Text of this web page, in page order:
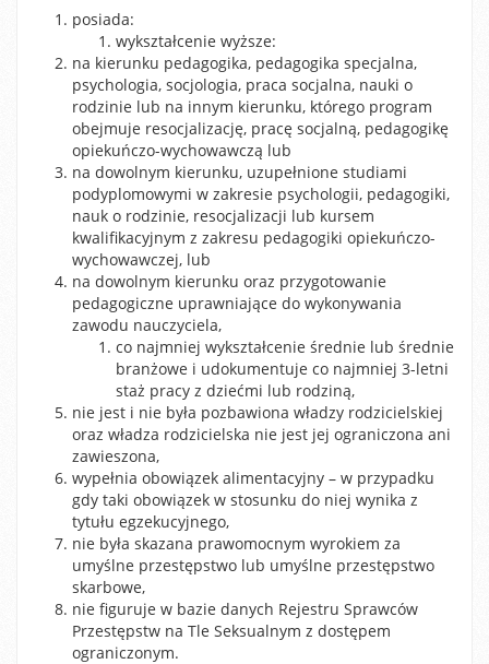
posiada:
wykształcenie wyższe:
na kierunku pedagogika, pedagogika specjalna,
psychologia, socjologia, praca socjalna, nauki o
rodzinie lub na innym kierunku, którego program
obejmuje resocjalizację, pracę socjalną, pedagogikę
opiekuńczo-wychowawczą lub
na dowolnym kierunku, uzupełnione studiami
podyplomowymi w zakresie psychologii, pedagogiki,
nauk o rodzinie, resocjalizacji lub kursem
kwalifikacyjnym z zakresu pedagogiki opiekuńczo-
wychowawczej, lub
na dowolnym kierunku oraz przygotowanie
pedagogiczne uprawniające do wykonywania
zawodu nauczyciela,
co najmniej wykształcenie średnie lub średnie
branżowe i udokumentuje co najmniej 3-letni
staż pracy z dziećmi lub rodziną,
nie jest i nie była pozbawiona władzy rodzicielskiej
oraz władza rodzicielska nie jest jej ograniczona ani
zawieszona,
wypełnia obowiązek alimentacyjny – w przypadku
gdy taki obowiązek w stosunku do niej wynika z
tytułu egzekucyjnego,
nie była skazana prawomocnym wyrokiem za
umyślne przestępstwo lub umyślne przestępstwo
skarbowe,
nie figuruje w bazie danych Rejestru Sprawców
Przestępstw na Tle Seksualnym z dostępem
ograniczonym.